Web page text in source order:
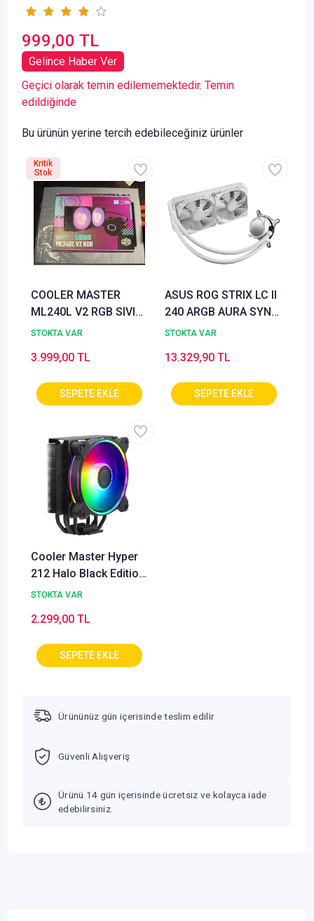
999,00 TL
Gelince Haber Ver
Geçici olarak temin edilememektedir. Temin
edildiğinde
Bu ürünün yerine tercih edebileceğiniz ürünler
COOLER MASTER
ML240L V2 RGB SIVI
SOĞUTMA MLW-
(OUTLET)
STOKTA VAR
3.999,00 TL
Kritik
Stok
ASUS ROG STRIX LC II
240 ARGB AURA SYNC
ADRESLENEBİLİR RGB
SOĞUTUCUSU BEYAZ
STOKTA VAR
13.329,90 TL
Cooler Master Hyper
212 Halo Black Edition
Intel1700/Am5 Uyumlu
STOKTA VAR
2.299,00 TL
Ürününüz gün içerisinde teslim edilir
Güvenli Alışveriş
Ürünü 14 gün içerisinde ücretsiz ve kolayca iade
edebilirsiniz.